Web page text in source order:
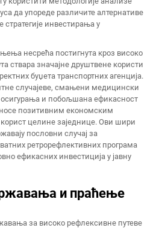
да упореде различите алтернативе
стратегије инвестирања у
несрећа постигнута кроз високо
ствара значајне друштвене користи
буџета транспортних агенција.
случајеве, смањени медицински
и побољшана ефикасност
позитивним економским
корист целине заједнице. Ови шири
пословни случај за
ретрорефлективних програма
ефикасних инвестиција у јавну
и праћење
за високо рефлексивне путеве